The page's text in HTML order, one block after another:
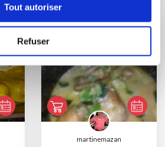
Tout autoriser
Refuser
martinemazan